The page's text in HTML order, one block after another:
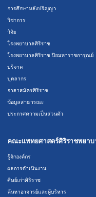
การศึกษาหลังปริญญา
วิชาการ
วิจัย
โรงพยาบาลศิริราช
โรงพยาบาลศิริราช ปิยมหาราชการุณย์
บริจาค
บุคลากร
อาสาสมัครศิริราช
ข้อมูลสาธารณะ
ประกาศความเป็นส่วนตัว
คณะแพทยศาสตร์ศิริราชพยาบ
รู้จักองค์กร
ผลการดำเนินงาน
ศิษย์เก่าศิริราช
ค้นหาอาจารย์และผู้บริหาร